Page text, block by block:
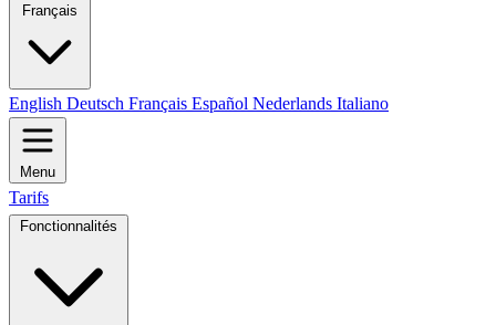
Français
English Deutsch Français Español Nederlands Italiano
Menu
Tarifs
Fonctionnalités